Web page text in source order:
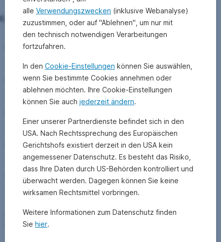
Eckdaten
Laufzeit:
Ausschüttung:
3,50% p.a. (bezogen auf den 1.
Auszahlung:
nach Freigabe durch Wirtschaftsprüfer
(ca. 2 Wochen nach Ablauf)
Valuta: 1.10.2017
Finaler
Rechenwert:
Portfolio ermittelt werden und wird nach
alle Verwendungszwecken (inklusive Webanalyse)
zuzustimmen, oder auf "Ablehnen", um nur mit
den technisch notwendigen Verarbeitungen
fortzufahren.
In den Cookie-Einstellungen können Sie auswählen,
wenn Sie bestimmte Cookies annehmen oder
ablehnen möchten. Ihre Cookie-Einstellungen
können Sie auch jederzeit ändern.
Einer unserer Partnerdienste befindet sich in den
USA. Nach Rechtssprechung des Europäischen
Gerichtshofs existiert derzeit in den USA kein
angemessener Datenschutz. Es besteht das Risiko,
dass Ihre Daten durch US-Behörden kontrolliert und
überwacht werden. Dagegen können Sie keine
wirksamen Rechtsmittel vorbringen.
Weitere Informationen zum Datenschutz finden
Sie hier.